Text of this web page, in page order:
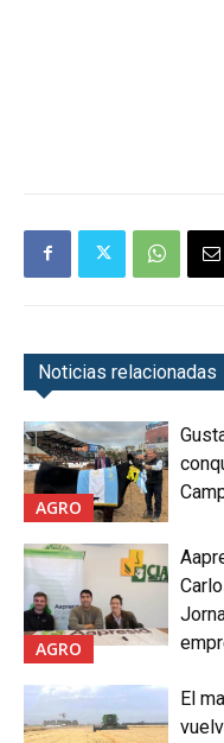
Noticias relacionadas
AGRO
AGRO
El